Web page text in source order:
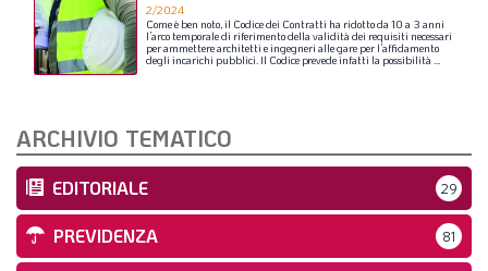
2/2024
Comeè ben noto,il Codicedei Contratti ha ridottoda 10 a 3 anni
l’arco temporaledi riferimentodella validità dei requisiti necessari
perammetterearchitetti eingegneri allegare per l’affidamento
degli incarichi pubblici. Il Codice prevedeinfatti la possibilità ...
ARCHIVIO TEMATICO
EDITORIALE 29
PREVIDENZA 81